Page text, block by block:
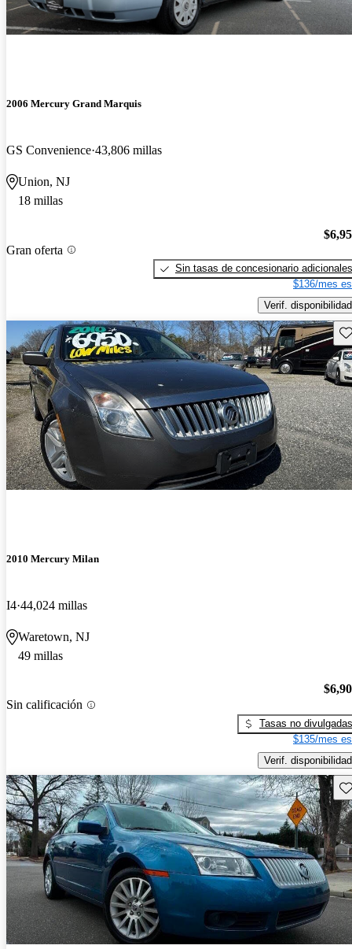
2006 Mercury Grand Marquis
GS Convenience 43,806 millas
Union, NJ
18 millas
Gran oferta
Sin tasas de concesionario adicionales
$136/mes
Verif. disponibilidad
2010 Mercury Milan
I4 44,024 millas
Waretown, NJ
49 millas
Sin calificación
Tasas no divulgadas
$135/mes
Verif. disponibilidad